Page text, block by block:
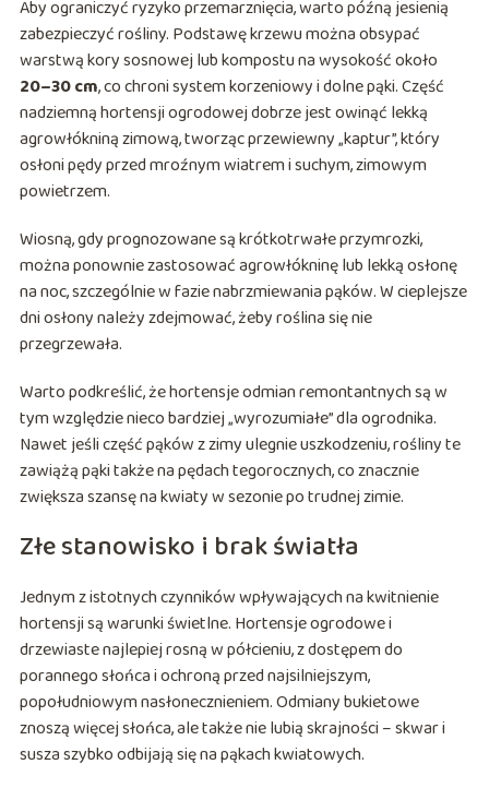
Aby ograniczyć ryzyko przemarznięcia, warto późną jesienią
zabezpieczyć rośliny. Podstawę krzewu można obsypać
warstwą kory sosnowej lub kompostu na wysokość około
20–30 cm, co chroni system korzeniowy i dolne pąki. Część
nadziemną hortensji ogrodowej dobrze jest owinąć lekką
agrowłókniną zimową, tworząc przewiewny „kaptur”, który
osłoni pędy przed mroźnym wiatrem i suchym, zimowym
powietrzem.
Wiosną, gdy prognozowane są krótkotrwałe przymrozki,
można ponownie zastosować agrowłókninę lub lekką osłonę
na noc, szczególnie w fazie nabrzmiewania pąków. W cieplejsze
dni osłony należy zdejmować, żeby roślina się nie
przegrzewała.
Warto podkreślić, że hortensje odmian remontantnych są w
tym względzie nieco bardziej „wyrozumiałe” dla ogrodnika.
Nawet jeśli część pąków z zimy ulegnie uszkodzeniu, rośliny te
zawiążą pąki także na pędach tegorocznych, co znacznie
zwiększa szansę na kwiaty w sezonie po trudnej zimie.
Złe stanowisko i brak światła
Jednym z istotnych czynników wpływających na kwitnienie
hortensji są warunki świetlne. Hortensje ogrodowe i
drzewiaste najlepiej rosną w półcieniu, z dostępem do
porannego słońca i ochroną przed najsilniejszym,
popołudniowym nasłonecznieniem. Odmiany bukietowe
znoszą więcej słońca, ale także nie lubią skrajności – skwar i
susza szybko odbijają się na pąkach kwiatowych.